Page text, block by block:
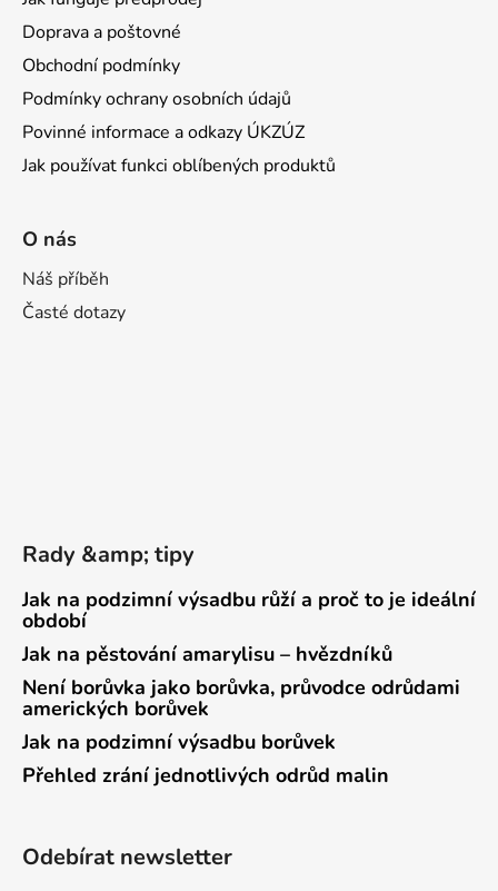
Doprava a poštovné
Obchodní podmínky
Podmínky ochrany osobních údajů
Povinné informace a odkazy ÚKZÚZ
Jak používat funkci oblíbených produktů
O nás
Náš příběh
Časté dotazy
Rady &amp; tipy
Jak na podzimní výsadbu růží a proč to je ideální
období
Jak na pěstování amarylisu – hvězdníků
Není borůvka jako borůvka, průvodce odrůdami
amerických borůvek
Jak na podzimní výsadbu borůvek
Přehled zrání jednotlivých odrůd malin
Odebírat newsletter